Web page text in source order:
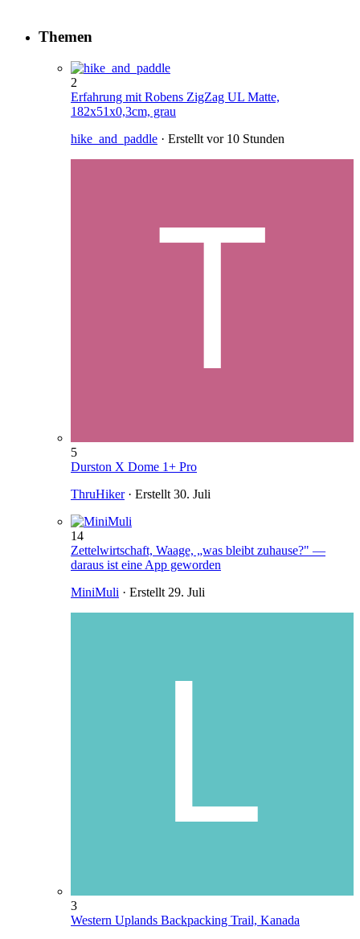
Themen
2
Erfahrung mit Robens ZigZag UL Matte,
182x51x0,3cm, grau
hike_and_paddle · Erstellt vor 10 Stunden
5
Durston X Dome 1+ Pro
ThruHiker· Erstellt 30. Juli
14
Zettelwirtschaft, Waage, „was bleibt zuhause?" —
daraus ist eine App geworden
MiniMuli · Erstellt 29. Juli
3
Western Uplands Backpacking Trail, Kanada